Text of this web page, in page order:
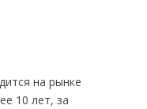
на рынке
10 лет, за